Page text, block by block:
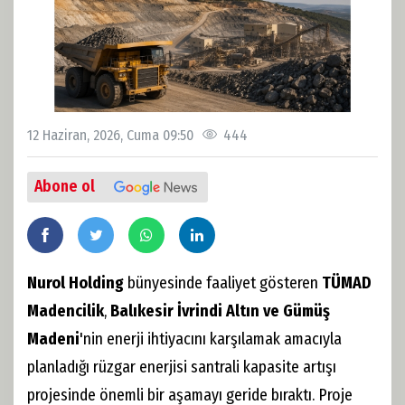
12 Haziran, 2026, Cuma 09:50 444
Abone ol
Nurol Holding bünyesinde faaliyet gösteren TÜMAD
Madencilik, Balıkesir İvrindi Altın ve Gümüş
Madeni'nin enerji ihtiyacını karşılamak amacıyla
planladığı rüzgar enerjisi santrali kapasite artışı
projesinde önemli bir aşamayı geride bıraktı. Proje